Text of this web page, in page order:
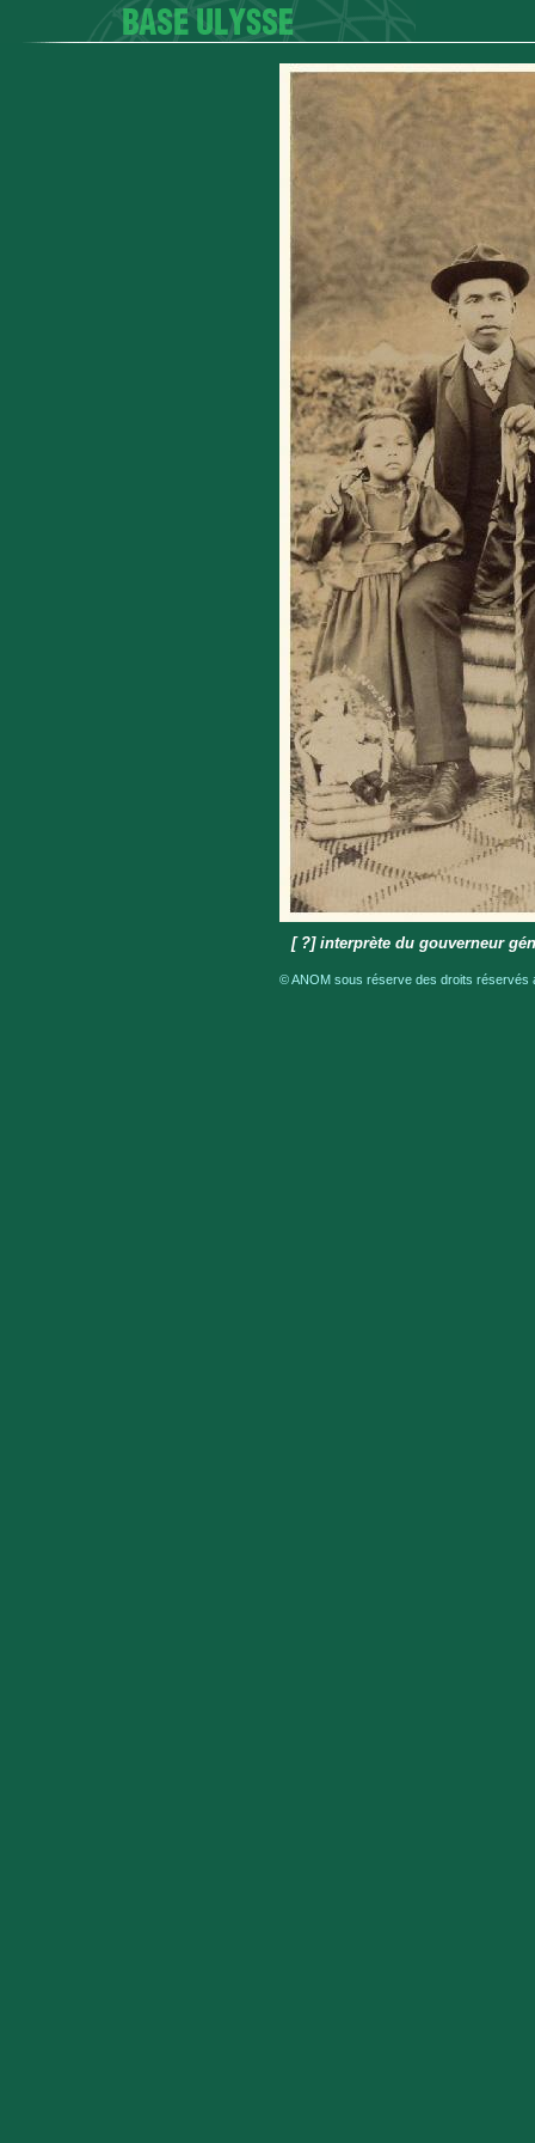
[ ?] interprète du gouverneur
© ANOM sous réserve des droits réservés